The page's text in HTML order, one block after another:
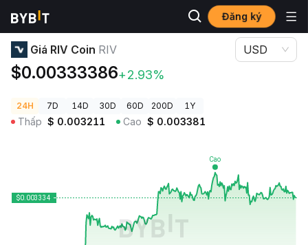
Đăng ký
Giá Tiền Điện Tử
Giá RIV Coin RIV
$0.00333386+2.93%
USD
24H 7D 14D 30D 60D 200D 1Y
Thấp $ 0.003211 Cao $ 0.003381